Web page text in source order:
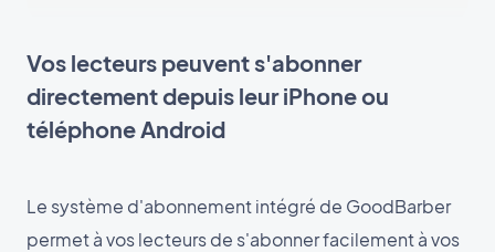
Vos lecteurs peuvent s'abonner
directement depuis leur iPhone ou
téléphone Android
Le système d'abonnement intégré de GoodBarber
permet à vos lecteurs de s'abonner facilement à vos